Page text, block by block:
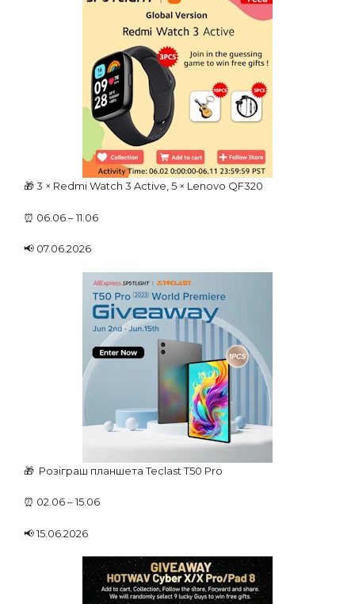
🎁 3 × Redmi Watch 3 Active, 5 × Lenovo QF320
⏰ 06.06 – 11.06
📢 07.06.2026
🎁 Розіграш планшета Teclast T50 Pro
⏰ 02.06 – 15.06
📢 15.06.2026